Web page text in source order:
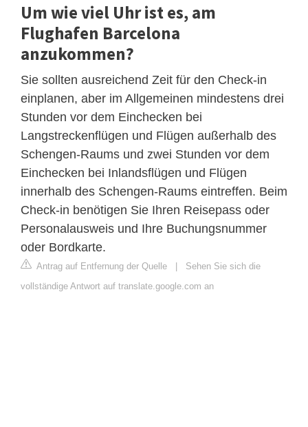
Um wie viel Uhr ist es, am
Flughafen Barcelona
anzukommen?
Sie sollten ausreichend Zeit für den Check-in
einplanen, aber im Allgemeinen mindestens drei
Stunden vor dem Einchecken bei
Langstreckenflügen und Flügen außerhalb des
Schengen-Raums und zwei Stunden vor dem
Einchecken bei Inlandsflügen und Flügen
innerhalb des Schengen-Raums eintreffen. Beim
Check-in benötigen Sie Ihren Reisepass oder
Personalausweis und Ihre Buchungsnummer
oder Bordkarte.
Antrag auf Entfernung der Quelle | Sehen Sie sich die
vollständige Antwort auf translate.google.com an